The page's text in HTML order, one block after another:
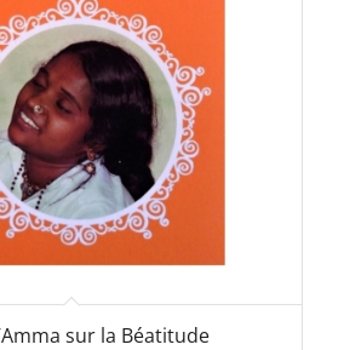
sur la Béatitude